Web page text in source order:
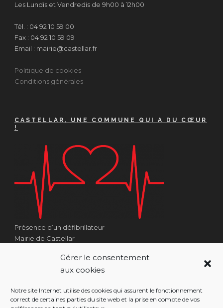
Gérer le consentement
aux cookies
Notre site Internet utilise des cookies qui assurent le fonctionnement
correct de certaines parties du site web et la prise en compte de vos
Les Lundis et Vendredis de 9h00 à 12h00
Tél. : 04 92 10 59 00
Fax : 04 92 10 59 09
Email : mairie@castellar.fr
Politique de cookies
Conditions générales
CASTELLAR, UNE COMMUNE QUI A DU CŒUR
!
Présence d’un défibrillateur
Mairie de Castellar
Côté Escalier Rue Sarrail
06500 Castellar